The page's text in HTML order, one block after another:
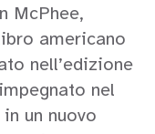
McPhee,
americano
nell’edizione
nel
un nuovo